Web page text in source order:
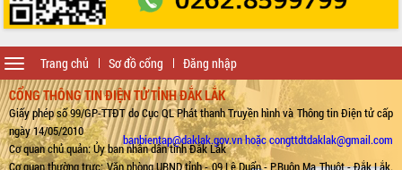
Trang chủ Sơ đồ cổng Đăng nhập
Toggle
navigation
CỔNG THÔNG TIN ĐIỆN TỬ TỈNH ĐẮK LẮK
Giấy phép số 99/GP-TTĐT do Cục QL Phát thanh Truyền hình và Thông tin Điện tử cấp
ngày 14/05/2010
Cơ quan chủ quản: Ủy ban nhân dân tỉnh Đắk Lắk
Cơ quan thường trực: Văn phòng UBND tỉnh - 09 Lê Duẩn - P.Buôn Ma Thuột - Đắk Lắk.
banbientap@daklak.gov.vn hoặc congttdtdaklak@gmail.com